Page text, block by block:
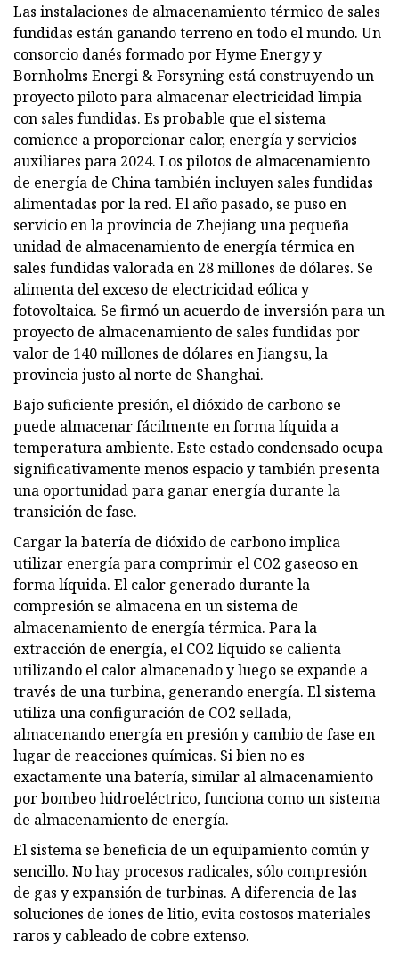
Las instalaciones de almacenamiento térmico de sales
fundidas están ganando terreno en todo el mundo. Un
consorcio danés formado por Hyme Energy y
Bornholms Energi & Forsyning está construyendo un
proyecto piloto para almacenar electricidad limpia
con sales fundidas. Es probable que el sistema
comience a proporcionar calor, energía y servicios
auxiliares para 2024. Los pilotos de almacenamiento
de energía de China también incluyen sales fundidas
alimentadas por la red. El año pasado, se puso en
servicio en la provincia de Zhejiang una pequeña
unidad de almacenamiento de energía térmica en
sales fundidas valorada en 28 millones de dólares. Se
alimenta del exceso de electricidad eólica y
fotovoltaica. Se firmó un acuerdo de inversión para un
proyecto de almacenamiento de sales fundidas por
valor de 140 millones de dólares en Jiangsu, la
provincia justo al norte de Shanghai.
Bajo suficiente presión, el dióxido de carbono se
puede almacenar fácilmente en forma líquida a
temperatura ambiente. Este estado condensado ocupa
significativamente menos espacio y también presenta
una oportunidad para ganar energía durante la
transición de fase.
Cargar la batería de dióxido de carbono implica
utilizar energía para comprimir el CO2 gaseoso en
forma líquida. El calor generado durante la
compresión se almacena en un sistema de
almacenamiento de energía térmica. Para la
extracción de energía, el CO2 líquido se calienta
utilizando el calor almacenado y luego se expande a
través de una turbina, generando energía. El sistema
utiliza una configuración de CO2 sellada,
almacenando energía en presión y cambio de fase en
lugar de reacciones químicas. Si bien no es
exactamente una batería, similar al almacenamiento
por bombeo hidroeléctrico, funciona como un sistema
de almacenamiento de energía.
El sistema se beneficia de un equipamiento común y
sencillo. No hay procesos radicales, sólo compresión
de gas y expansión de turbinas. A diferencia de las
soluciones de iones de litio, evita costosos materiales
raros y cableado de cobre extenso.